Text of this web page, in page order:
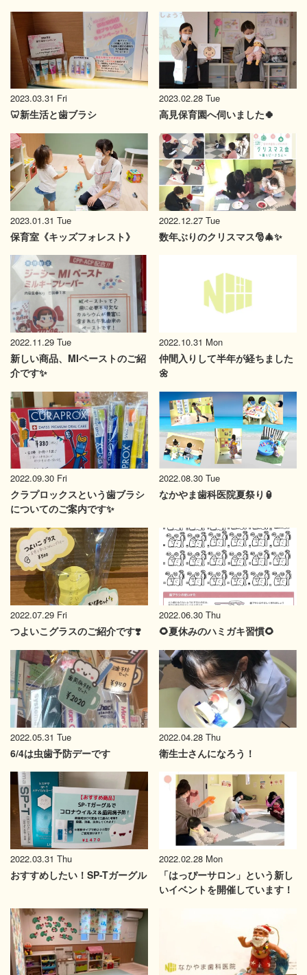
2023.03.31 Fri
🦷新生活と歯ブラシ
2023.02.28 Tue
高見保育園へ伺いました🍀
2023.01.31 Tue
保育室《キッズフォレスト》
2022.12.27 Tue
数年ぶりのクリスマス🎅🎄✨
2022.11.29 Tue
新しい商品、MIペーストのご紹
介です✨
2022.10.31 Mon
仲間入りして半年が経ちました
🌼
2022.09.30 Fri
クラプロックスという歯ブラシ
についてのご案内です✨
2022.08.30 Tue
なかやま歯科医院夏祭り🏮
2022.07.29 Fri
つよいこグラスのご紹介です❣️
2022.06.30 Thu
🌻夏休みのハミガキ習慣🌻
2022.05.31 Tue
6/4は虫歯予防デーです
2022.04.28 Thu
衛生士さんになろう！
2022.03.31 Thu
おすすめしたい！SP-Tガーグル
2022.02.28 Mon
「はっぴーサロン」という新し
いイベントを開催しています！